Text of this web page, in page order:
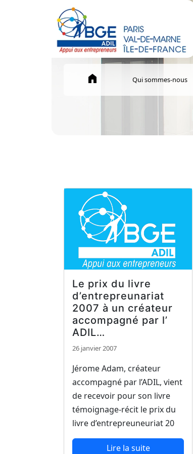
home Qui sommes-nous
Le prix du livre
d’entrepreunariat
2007 à un créateur
accompagné par l’
ADIL…
26 janvier 2007
Jérome Adam, créateur
accompagné par l’ADIL, vient
de recevoir pour son livre
témoignage-récit le prix du
livre d’entrepreuneuriat 20
Lire la suite